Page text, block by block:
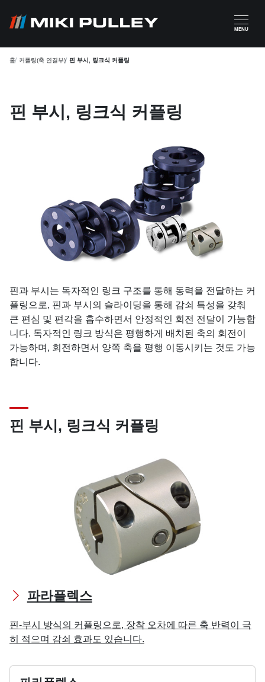
MENU
홈 커플링(축 연결부) 핀 부시, 링크식 커플링
핀 부시, 링크식 커플링
핀과 부시는 독자적인 링크 구조를 통해 동력을 전달하는 커
플링으로, 핀과 부시의 슬라이딩을 통해 감쇠 특성을 갖춰
큰 편심 및 편각을 흡수하면서 안정적인 회전 전달이 가능합
니다. 독자적인 링크 방식은 평행하게 배치된 축의 회전이
가능하며, 회전하면서 양쪽 축을 평행 이동시키는 것도 가능
합니다.
핀 부시, 링크식 커플링
파라플렉스
핀-부시 방식의 커플링으로, 장착 오차에 따른 축 반력이 극
히 적으며 감쇠 효과도 있습니다.